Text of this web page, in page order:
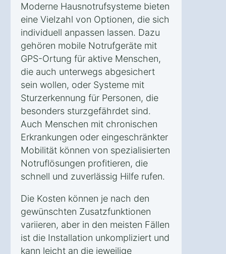
Moderne Hausnotrufsysteme bieten
eine Vielzahl von Optionen, die sich
individuell anpassen lassen. Dazu
gehören mobile Notrufgeräte mit
GPS-Ortung für aktive Menschen,
die auch unterwegs abgesichert
sein wollen, oder Systeme mit
Sturzerkennung für Personen, die
besonders sturzgefährdet sind.
Auch Menschen mit chronischen
Erkrankungen oder eingeschränkter
Mobilität können von spezialisierten
Notruflösungen profitieren, die
schnell und zuverlässig Hilfe rufen.
Die Kosten können je nach den
gewünschten Zusatzfunktionen
variieren, aber in den meisten Fällen
ist die Installation unkompliziert und
kann leicht an die jeweilige